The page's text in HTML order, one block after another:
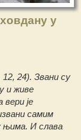
у
12, 24). Звани су
и живе
је
самим
њима. И слава